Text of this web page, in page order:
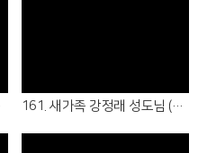
161. 새가족 강정래 성도님 (26.05.31 - 3남전도회 )